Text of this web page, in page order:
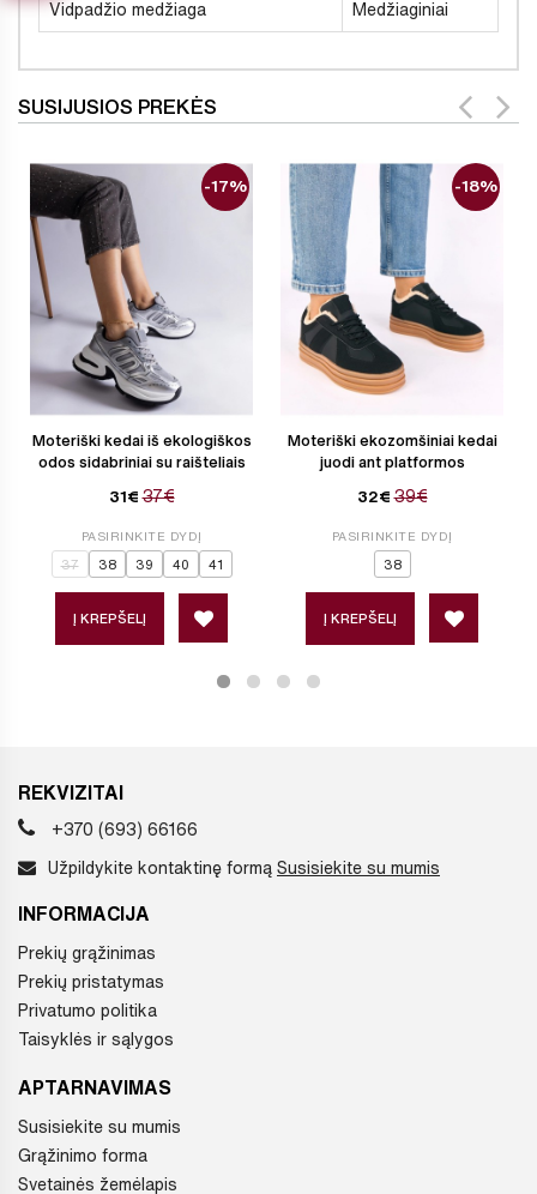
Vidpadžio medžiaga Medžiaginiai
SUSIJUSIOS PREKĖS
Moteriški kedai iš ekologiškos
odos sidabriniai su raišteliais
31€ 37€
-17%
PASIRINKITE DYDĮ
37 38 39 40 41
Į KREPŠELĮ
Moteriški ekozomšiniai kedai
juodi ant platformos
32€ 39€
-18%
PASIRINKITE DYDĮ
38
Į KREPŠELĮ
REKVIZITAI
+370 (693) 66166
Užpildykite kontaktinę formą Susisiekite su mumis
INFORMACIJA
Prekių grąžinimas
Prekių pristatymas
Privatumo politika
Taisyklės ir sąlygos
APTARNAVIMAS
Susisiekite su mumis
Grąžinimo forma
Svetainės žemėlapis